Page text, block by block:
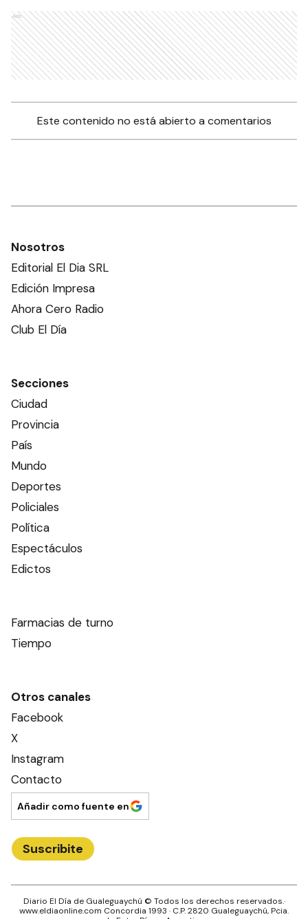
Ads
Este contenido no está abierto a comentarios
Nosotros
Editorial El Dia SRL
Edición Impresa
Ahora Cero Radio
Club El Día
Secciones
Ciudad
Provincia
País
Mundo
Deportes
Policiales
Política
Espectáculos
Edictos
Farmacias de turno
Tiempo
Otros canales
Facebook
X
Instagram
Contacto
Añadir como fuente en
Suscribite
Diario El Día de Gualeguaychú © Todos los derechos reservados.·
www.eldiaonline.com Concordia 1993 · C.P.2820 Gualeguaychú, Pcia.